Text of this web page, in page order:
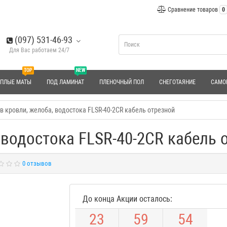
Сравнение товаров 0
(097) 531-46-93
Для Вас работаем 24/7
TOP
МАТЫ
NEW
ПОД ЛАМИНАТ ПЛЕНОЧНЫЙ ПОЛ СНЕГОТАЯНИЕ
кровли, желоба, водостока FLSR-40-2CR кабель отрезной
FLSR-40-2CR кабель
0 отзывов
До конца Акции осталось:
23 59 53